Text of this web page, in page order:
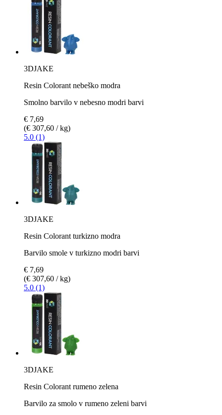
3DJAKE
Resin Colorant nebeško modra
Smolno barvilo v nebesno modri barvi
€ 7,69
(€ 307,60 / kg)
5.0 (1)
3DJAKE
Resin Colorant turkizno modra
Barvilo smole v turkizno modri barvi
€ 7,69
(€ 307,60 / kg)
5.0 (1)
3DJAKE
Resin Colorant rumeno zelena
Barvilo za smolo v rumeno zeleni barvi